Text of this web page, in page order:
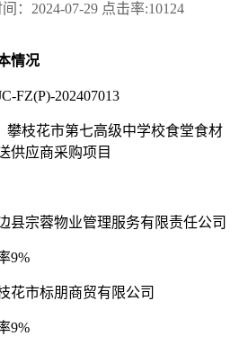
：2024-07-29 点击率:10124
情况
FZ(P)-202407013
攀枝花市第七高级中学校食堂食材
供应商采购项目
县宗蓉物业管理服务有限责任公司
9%
花市标朋商贸有限公司
9%